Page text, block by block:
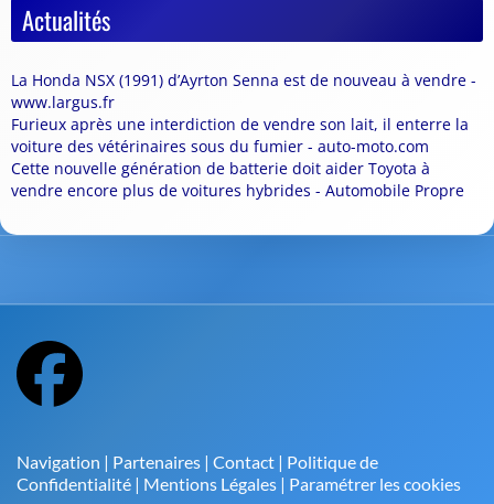
Actualités
La Honda NSX (1991) d’Ayrton Senna est de nouveau à vendre -
www.largus.fr
Furieux après une interdiction de vendre son lait, il enterre la
voiture des vétérinaires sous du fumier - auto-moto.com
Cette nouvelle génération de batterie doit aider Toyota à
vendre encore plus de voitures hybrides - Automobile Propre
Navigation | Partenaires | Contact | Politique de
Confidentialité | Mentions Légales | Paramétrer les cookies